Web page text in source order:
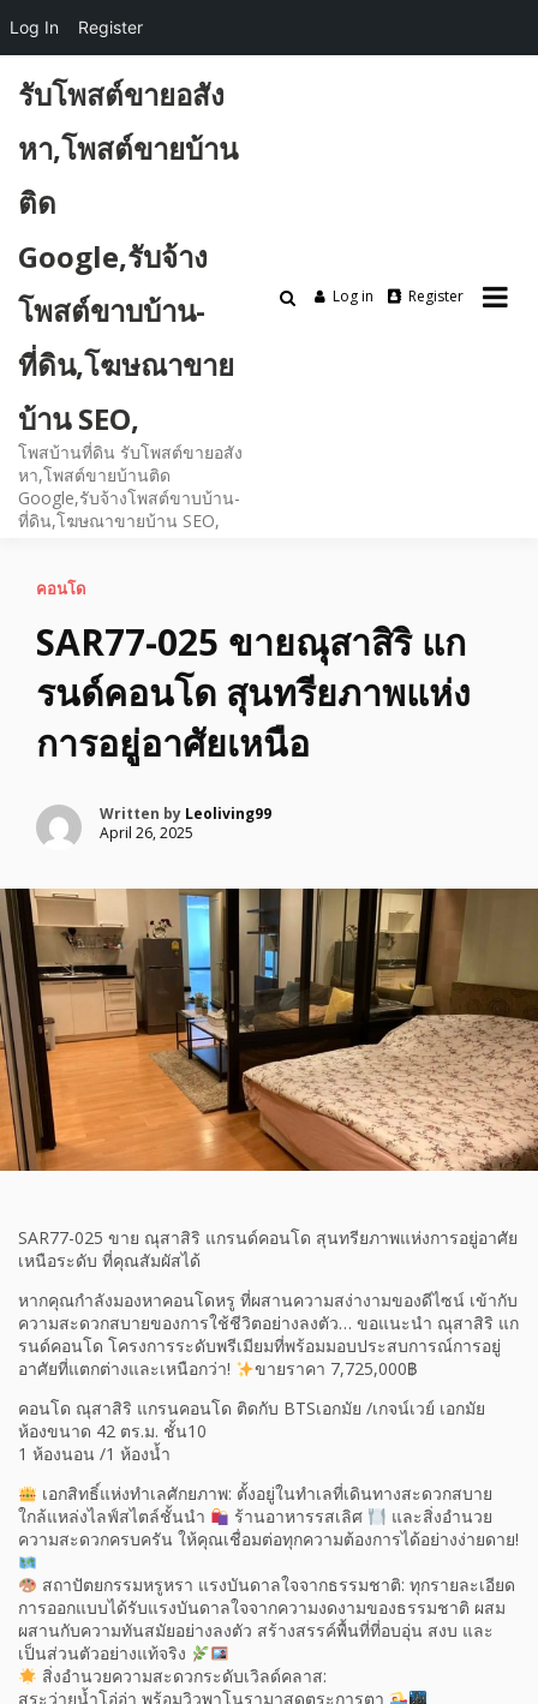
content
รับโพสต์ขายอสัง
หา,โพสต์ขายบ้าน
ติด
Google,รับจ้าง
โพสต์ขาบบ้าน-
ที่ดิน,โฆษณาขาย
บ้าน SEO,
โพสบ้านที่ดิน รับโพสต์ขายอสัง
หา,โพสต์ขายบ้านติด
Google,รับจ้างโพสต์ขาบบ้าน-
ที่ดิน,โฆษณาขายบ้าน SEO,
Log in Register
คอนโด
SAR77-025 ขายณุสาสิริ แก
รนด์คอนโด สุนทรียภาพแห่ง
การอยู่อาศัยเหนือ
Written by Leoliving99
April 26, 2025
SAR77-025 ขาย ณุสาสิริ แกรนด์คอนโด สุนทรียภาพแห่งการอยู่อาศัย
เหนือระดับ ที่คุณสัมผัสได้
หากคุณกำลังมองหาคอนโดหรู ที่ผสานความสง่างามของดีไซน์ เข้ากับ
ความสะดวกสบายของการใช้ชีวิตอย่างลงตัว… ขอแนะนำ ณุสาสิริ แก
รนด์คอนโด โครงการระดับพรีเมียมที่พร้อมมอบประสบการณ์การอยู่
อาศัยที่แตกต่างและเหนือกว่า!
ขายราคา 7,725,000฿
คอนโด ณุสาสิริ แกรนคอนโด ติดกับ BTSเอกมัย /เกจน์เวย์ เอกมัย
ห้องขนาด 42 ตร.ม. ชั้น10
1 ห้องนอน /1 ห้องน้ำ
เอกสิทธิ์แห่งทำเลศักยภาพ: ตั้งอยู่ในทำเลที่เดินทางสะดวกสบาย
ใกล้แหล่งไลฟ์สไตล์ชั้นนำ
ร้านอาหารรสเลิศ
และสิ่งอำนวย
ความสะดวกครบครัน ให้คุณเชื่อมต่อทุกความต้องการได้อย่างง่ายดาย!
สถาปัตยกรรมหรูหรา แรงบันดาลใจจากธรรมชาติ: ทุกรายละเอียด
การออกแบบได้รับแรงบันดาลใจจากความงดงามของธรรมชาติ ผสม
ผสานกับความทันสมัยอย่างลงตัว สร้างสรรค์พื้นที่ที่อบอุ่น สงบ และ
เป็นส่วนตัวอย่างแท้จริง
สิ่งอำนวยความสะดวกระดับเวิลด์คลาส:
สระว่ายน้ำโอ่อ่า พร้อมวิวพาโนรามาสุดตระการตา
Log In Register